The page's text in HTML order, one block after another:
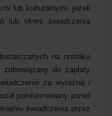
lub kulturalnymi, jeżeli
lub okres świadczenia
na nośniku
do zapłaty
za wyraźną i
poinformowany przed
świadczenia przez